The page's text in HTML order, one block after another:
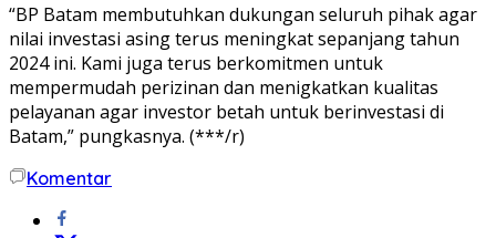
“BP Batam membutuhkan dukungan seluruh pihak agar
nilai investasi asing terus meningkat sepanjang tahun
2024 ini. Kami juga terus berkomitmen untuk
mempermudah perizinan dan menigkatkan kualitas
pelayanan agar investor betah untuk berinvestasi di
Batam,” pungkasnya. (***/r)
Komentar